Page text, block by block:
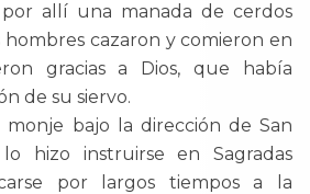
por allí una manada de cerdos
hombres cazaron y comieron en
gracias a Dios, que había
de su siervo.
monje bajo la dirección de San
hizo instruirse en Sagradas
por largos tiempos a la